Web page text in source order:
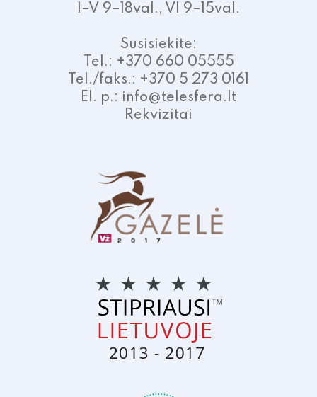
I–V 9–18val., VI 9–15val.
Susisiekite:
Tel.: +370 660 05555
Tel./faks.: +370 5 273 0161
El. p.: info@telesfera.lt
Rekvizitai